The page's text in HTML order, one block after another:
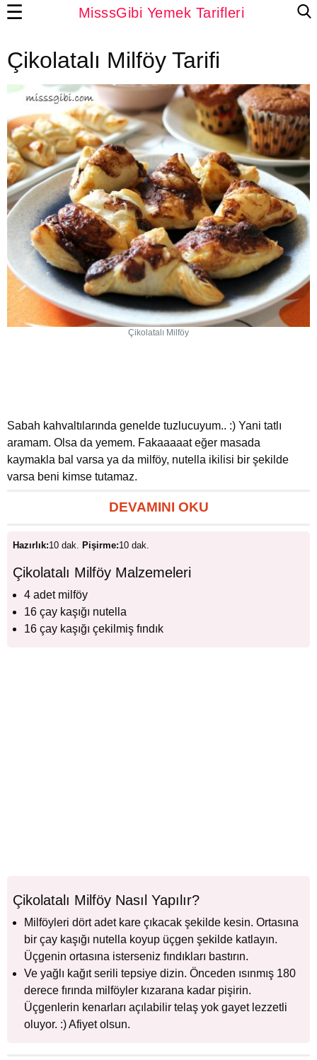
MisssGibi Yemek Tarifleri
☰
Çikolatalı Milföy Tarifi
Çikolatalı Milföy
Sabah kahvaltılarında genelde tuzlucuyum.. :) Yani tatlı
aramam. Olsa da yemem. Fakaaaaat eğer masada
kaymakla bal varsa ya da milföy, nutella ikilisi bir şekilde
varsa beni kimse tutamaz.
DEVAMINI OKU
Hazırlık:10 dak. Pişirme:10 dak.
Çikolatalı Milföy Malzemeleri
4 adet milföy
16 çay kaşığı nutella
16 çay kaşığı çekilmiş fındık
Çikolatalı Milföy Nasıl Yapılır?
Milföyleri dört adet kare çıkacak şekilde kesin. Ortasına
bir çay kaşığı nutella koyup üçgen şekilde katlayın.
Üçgenin ortasına isterseniz fındıkları bastırın.
Ve yağlı kağıt serili tepsiye dizin. Önceden ısınmış 180
derece fırında milföyler kızarana kadar pişirin.
Üçgenlerin kenarları açılabilir telaş yok gayet lezzetli
oluyor. :) Afiyet olsun.